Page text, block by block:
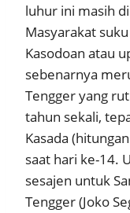
luhur ini masih
Masyarakat
Kasodoan atau
sebenarnya
Tengger yang
tahun sekali,
Kasada
saat hari ke-14.
sesajen untuk
Tengger (Joko